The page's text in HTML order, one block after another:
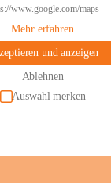
www.google.com/maps
Mehr erfahren
und anzeigen
Ablehnen
Auswahl merken